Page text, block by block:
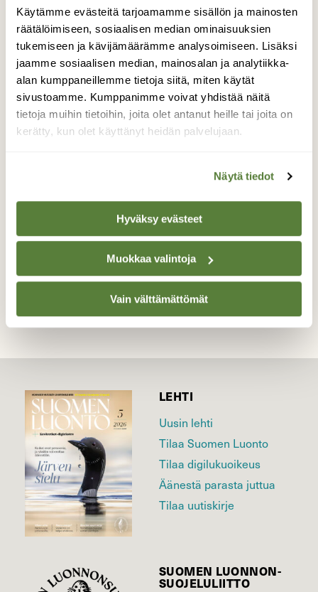
Käytämme evästeitä tarjoamamme sisällön ja mainosten
räätälöimiseen, sosiaalisen median ominaisuuksien
tukemiseen ja kävijämäärämme analysoimiseen. Lisäksi
jaamme sosiaalisen median, mainosalan ja analytiikka-
alan kumppaneillemme tietoja siitä, miten käytät
sivustoamme. Kumppanimme voivat yhdistää näitä
tietoja muihin tietoihin, joita olet antanut heille tai joita on
kerätty, kun olet käyttänyt heidän palvelujaan.
Näytä tiedot
Hyväksy evästeet
Muokkaa valintoja
Vain välttämättömät
Närhi
Viikonlopun pihabongaus aikaan keli oli leuto
ja maa lähes lumeton,oli vähän lintuja
bongattavana. Tänään lumisateen myötä
tulivat linnutkin taas ruokintapaikalle runsain
Valokuvaaja: Anja Mustamaa, Kouvola 30.1.2017
TAKAISIN LISTAAN
LEHTI
Uusin lehti
Tilaa Suomen Luonto
Tilaa digilukuoikeus
Äänestä parasta juttua
Tilaa uutiskirje
SUOMEN LUONNON­
SUOJELU­LIITTO